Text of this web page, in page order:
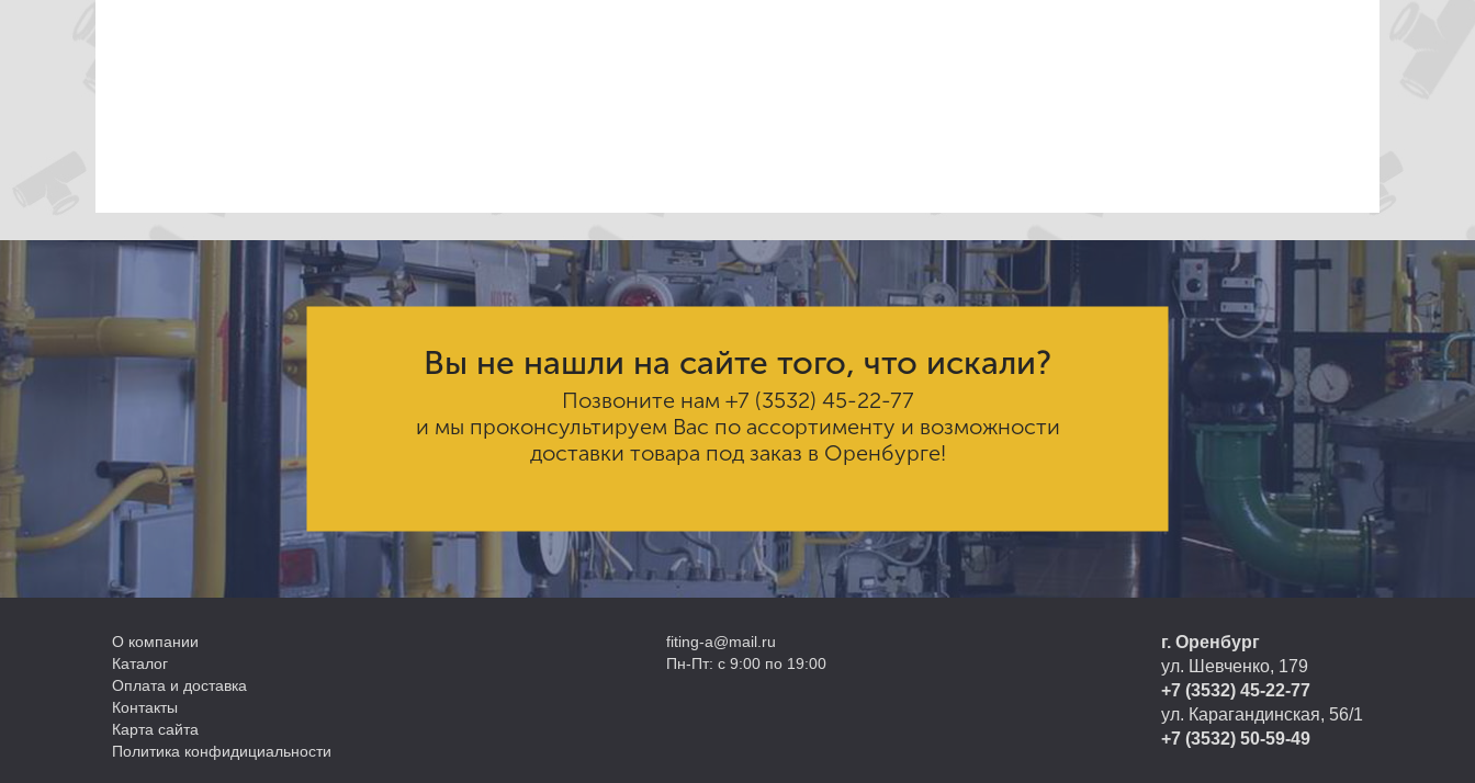
Вы не нашли на сайте того, что искали?
Позвоните нам +7 (3532) 45-22-77
и мы проконсультируем Вас по ассортименту и возможности
доставки товара под заказ в Оренбурге!
О компании
Каталог
Оплата и доставка
Контакты
Карта сайта
Политика конфидициальности
fiting-a@mail.ru
Пн-Пт: с 9:00 по 19:00
г. Оренбург
ул. Шевченко, 179
+7 (3532) 45-22-77
ул. Карагандинская, 56/1
+7 (3532) 50-59-49